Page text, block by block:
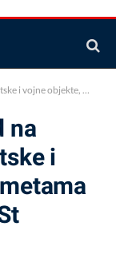
naftni terminal kod St Peterburga
na
i